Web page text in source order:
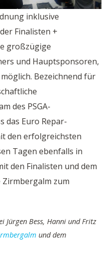
inklusive
Finalisten +
großzügige
und Hauptsponsoren,
Bezeichnend für
des PSGA-
das Euro Repar-
den erfolgreichsten
Tagen ebenfalls in
den Finalisten und dem
zum
Jürgen Bess, Hanni und Fritz
und dem